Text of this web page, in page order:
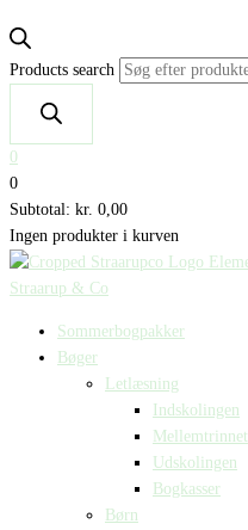
Products search
0
0
Subtotal: kr. 0,00
Ingen produkter i kurven
Straarup & Co
Sommerbogpakker
Bøger
Letlæsning
Indskolingen
Mellemtrinnet
Udskolingen
Bogkasser
Børn